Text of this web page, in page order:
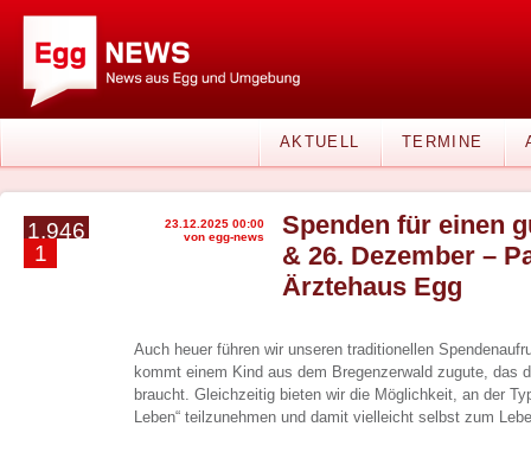
AKTUELL TERMINE
1.946
1
23.12.2025 00:00
von egg-news
Spenden für einen
& 26. Dezember –
Ärztehaus Egg
Auch heuer führen wir unseren traditionellen
kommt einem Kind aus dem Bregenzerwald zugute, das
braucht. Gleichzeitig bieten wir die Möglichkeit, an der
Leben“ teilzunehmen und damit vielleicht selbst zum